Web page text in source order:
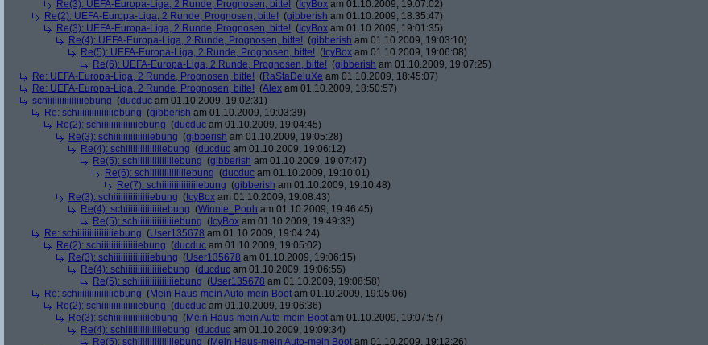
Re(3): UEFA-Europa-Liga, 2 Runde, Prognosen, bitte! ( IcyBox am 01.10.2009, 19:07:02)
Re(2): UEFA-Europa-Liga, 2 Runde, Prognosen, bitte! (gibberish am 01.10.2009, 18:35:47)
Re(3): UEFA-Europa-Liga, 2 Runde, Prognosen, bitte! ( IcyBox am 01.10.2009, 19:01:35)
Re(4): UEFA-Europa-Liga, 2 Runde, Prognosen, bitte! (gibberish am 01.10.2009, 19:03:10)
Re(5): UEFA-Europa-Liga, 2 Runde, Prognosen, bitte! ( IcyBox am 01.10.2009, 19:06:08)
Re(6): UEFA-Europa-Liga, 2 Runde, Prognosen, bitte! (gibberish am 01.10.2009, 19:07:25)
Re: UEFA-Europa-Liga, 2 Runde, Prognosen, bitte! (RaStaDeluXe am 01.10.2009, 18:45:07)
Re: UEFA-Europa-Liga, 2 Runde, Prognosen, bitte! (Alex am 01.10.2009, 18:50:57)
schiiiiiiiiiiiiiiiebung (ducduc am 01.10.2009, 19:02:31)
Re: schiiiiiiiiiiiiiiiebung (gibberish am 01.10.2009, 19:03:39)
Re(2): schiiiiiiiiiiiiiiiebung (ducduc am 01.10.2009, 19:04:45)
Re(3): schiiiiiiiiiiiiiiiebung (gibberish am 01.10.2009, 19:05:28)
Re(4): schiiiiiiiiiiiiiiiebung (ducduc am 01.10.2009, 19:06:12)
Re(5): schiiiiiiiiiiiiiiiebung (gibberish am 01.10.2009, 19:07:47)
Re(6): schiiiiiiiiiiiiiiiebung (ducduc am 01.10.2009, 19:10:01)
Re(7): schiiiiiiiiiiiiiiiebung (gibberish am 01.10.2009, 19:10:48)
Re(3): schiiiiiiiiiiiiiiiebung ( IcyBox am 01.10.2009, 19:08:43)
Re(4): schiiiiiiiiiiiiiiiebung (Winnie_Pooh am 01.10.2009, 19:46:45)
Re(5): schiiiiiiiiiiiiiiiebung ( IcyBox am 01.10.2009, 19:49:33)
Re: schiiiiiiiiiiiiiiiebung (User135678 am 01.10.2009, 19:04:24)
Re(2): schiiiiiiiiiiiiiiiebung (ducduc am 01.10.2009, 19:05:02)
Re(3): schiiiiiiiiiiiiiiiebung (User135678 am 01.10.2009, 19:06:15)
Re(4): schiiiiiiiiiiiiiiiebung (ducduc am 01.10.2009, 19:06:55)
Re(5): schiiiiiiiiiiiiiiiebung (User135678 am 01.10.2009, 19:08:58)
Re: schiiiiiiiiiiiiiiiebung (Mein Haus-mein Auto-mein Boot am 01.10.2009, 19:05:06)
Re(2): schiiiiiiiiiiiiiiiebung (ducduc am 01.10.2009, 19:06:36)
Re(3): schiiiiiiiiiiiiiiiebung (Mein Haus-mein Auto-mein Boot am 01.10.2009, 19:07:57)
Re(4): schiiiiiiiiiiiiiiiebung (ducduc am 01.10.2009, 19:09:34)
Re(5): schiiiiiiiiiiiiiiiebung (Mein Haus-mein Auto-mein Boot am 01.10.2009, 19:12:26)